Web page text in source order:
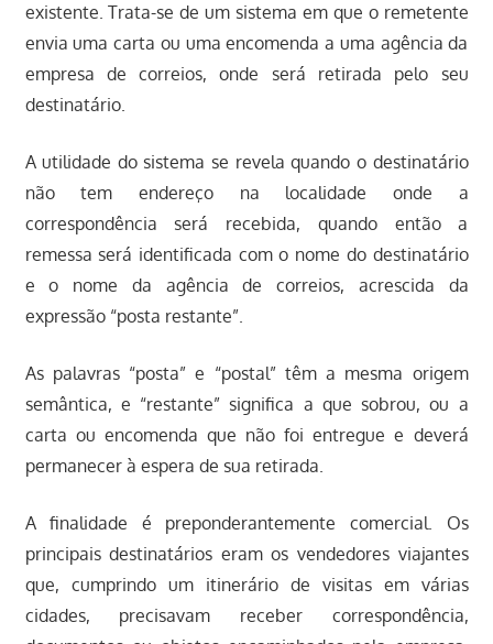
existente. Trata-se de um sistema em que o remetente
envia uma carta ou uma encomenda a uma agência da
empresa de correios, onde será retirada pelo seu
destinatário.
A utilidade do sistema se revela quando o destinatário
não tem endereço na localidade onde a
correspondência será recebida, quando então a
remessa será identificada com o nome do destinatário
e o nome da agência de correios, acrescida da
expressão “posta restante”.
As palavras “posta” e “postal” têm a mesma origem
semântica, e “restante” significa a que sobrou, ou a
carta ou encomenda que não foi entregue e deverá
permanecer à espera de sua retirada.
A finalidade é preponderantemente comercial. Os
principais destinatários eram os vendedores viajantes
que, cumprindo um itinerário de visitas em várias
cidades, precisavam receber correspondência,